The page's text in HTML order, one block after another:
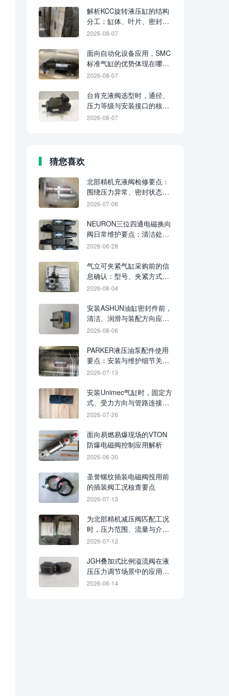
解析KCC旋转液压缸的结构
分工：缸体、叶片、密封与
输出轴各起什么作用
2026-08-07
面向自动化设备应用，SMC
标准气缸的优势体现在哪些
方面？
2026-08-07
台肯充液阀选型时，通径、
压力等级与安装接口的核对
方法
2026-08-07
猜您喜欢
北部精机充液阀检修要点：
围绕压力异常、密封状态与
动作响应排查
2026-07-06
NEURON三位四通电磁换向
阀日常维护要点：清洁处
理、接线确认与响应检查
2026-06-28
气立可夹紧气缸采购前的信
息确认：型号、夹紧方式、
行程与现场工况
2026-08-04
安装ASHUN油缸密封件前，
清洁、润滑与装配方向应如
何核对？
2026-08-06
PARKER液压油泵配件使用
要点：安装与维护细节关系
运行性能
2026-07-13
安装Unimec气缸时，固定方
式、受力方向与管路连接应
逐项确认
2026-07-26
面向易燃易爆现场的VTON
防爆电磁阀控制应用解析
2026-06-30
圣誉螺纹插装电磁阀投用前
的插装阀工况核查要点
2026-07-13
为北部精机减压阀匹配工况
时，压力范围、流量与介质
条件应同步核对
2026-07-12
JGH叠加式比例溢流阀在液
压压力调节场景中的应用思
路
2026-06-14